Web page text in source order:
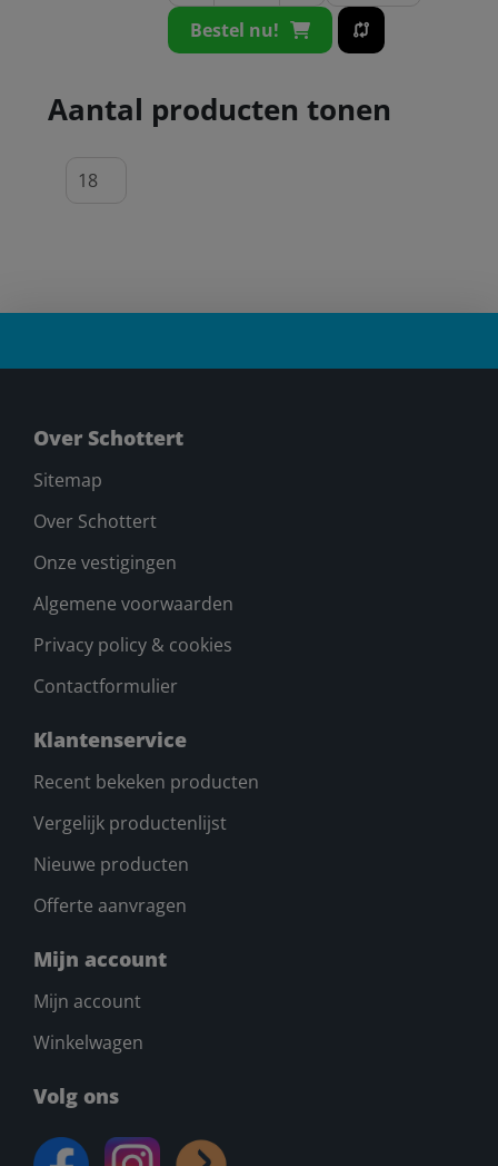
Bestel nu!
Aantal producten tonen
Over Schottert
Sitemap
Over Schottert
Onze vestigingen
Algemene voorwaarden
Privacy policy & cookies
Contactformulier
Klantenservice
Recent bekeken producten
Vergelijk productenlijst
Nieuwe producten
Offerte aanvragen
Mijn account
Mijn account
Winkelwagen
Volg ons